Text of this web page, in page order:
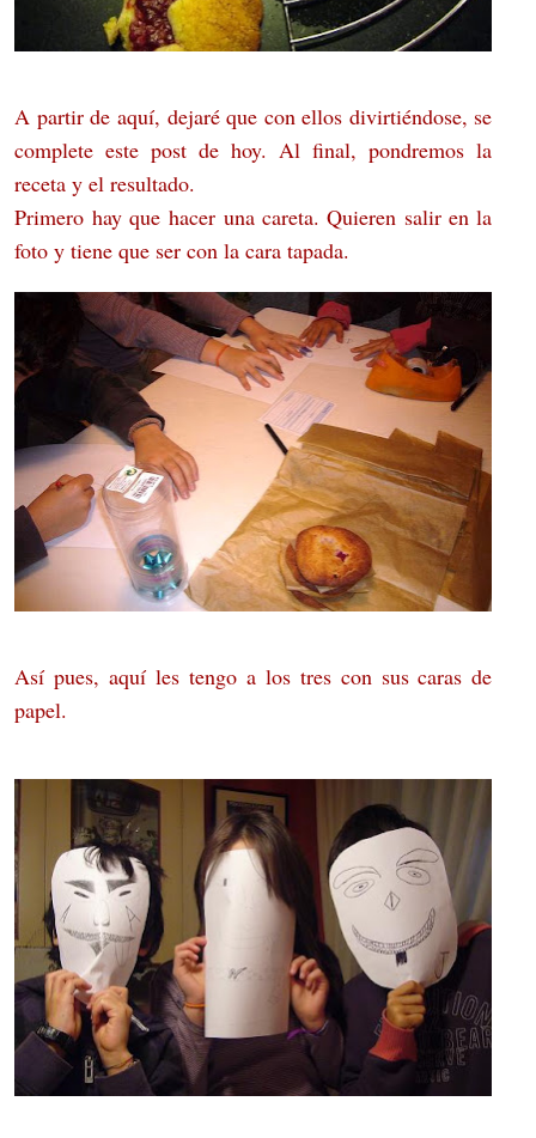
A partir de aquí, dejaré que con ellos divirtiéndose, se
complete este post de hoy. Al final, pondremos la
receta y el resultado.
Primero hay que hacer una careta. Quieren salir en la
foto y tiene que ser con la cara tapada.
Así pues, aquí les tengo a los tres con sus caras de
papel.